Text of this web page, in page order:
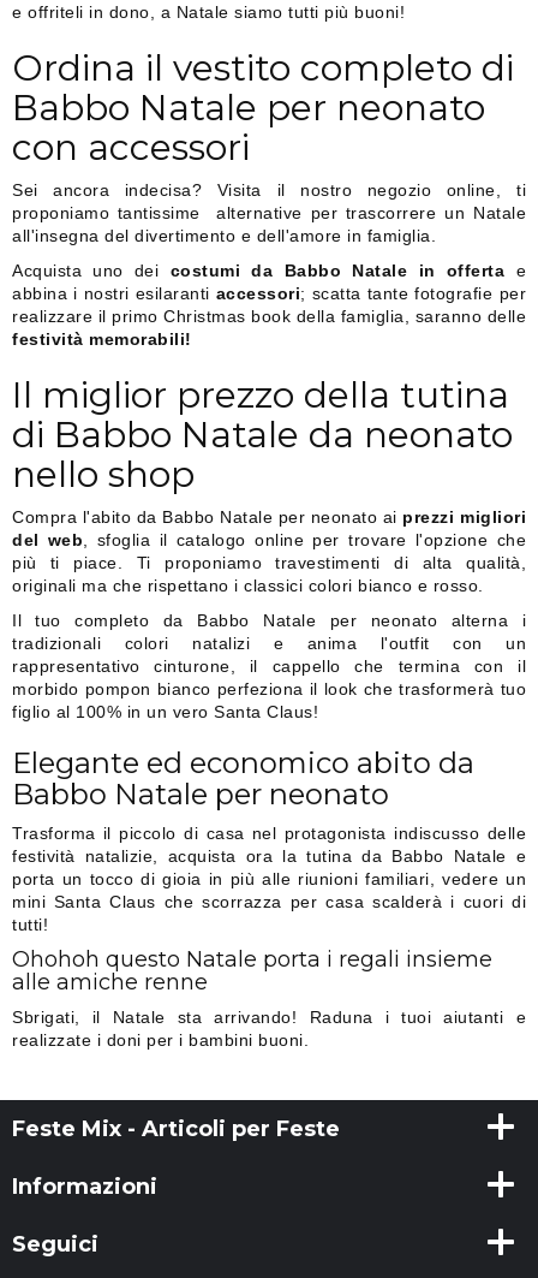
e offriteli in dono, a Natale siamo tutti più buoni!
Ordina il vestito completo di
Babbo Natale per neonato
con accessori
Sei ancora indecisa? Visita il nostro negozio online, ti
proponiamo tantissime alternative per trascorrere un Natale
all'insegna del divertimento e dell'amore in famiglia.
Acquista uno dei costumi da Babbo Natale in offerta e
abbina i nostri esilaranti accessori; scatta tante fotografie per
realizzare il primo Christmas book della famiglia, saranno delle
festività memorabili!
Il miglior prezzo della tutina
di Babbo Natale da neonato
nello shop
Compra l'abito da Babbo Natale per neonato ai prezzi migliori
del web , sfoglia il catalogo online per trovare l'opzione che
più ti piace. Ti proponiamo travestimenti di alta qualità,
originali ma che rispettano i classici colori bianco e rosso.
Il tuo completo da Babbo Natale per neonato alterna i
tradizionali colori natalizi e anima l'outfit con un
rappresentativo cinturone, il cappello che termina con il
morbido pompon bianco perfeziona il look che trasformerà tuo
figlio al 100% in un vero Santa Claus!
Elegante ed economico abito da
Babbo Natale per neonato
Trasforma il piccolo di casa nel protagonista indiscusso delle
festività natalizie, acquista ora la tutina da Babbo Natale e
porta un tocco di gioia in più alle riunioni familiari, vedere un
mini Santa Claus che scorrazza per casa scalderà i cuori di
tutti!
Ohohoh questo Natale porta i regali insieme
alle amiche renne
Sbrigati, il Natale sta arrivando! Raduna i tuoi aiutanti e
realizzate i doni per i bambini buoni.
Feste Mix - Articoli per Feste
Informazioni
Seguici